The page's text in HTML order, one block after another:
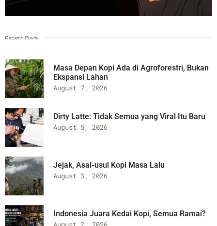
Recent Posts
Masa Depan Kopi Ada di Agroforestri, Bukan
Ekspansi Lahan
August 7, 2026
Dirty Latte: Tidak Semua yang Viral Itu Baru
August 5, 2026
Jejak, Asal-usul Kopi Masa Lalu
August 3, 2026
Indonesia Juara Kedai Kopi, Semua Ramai?